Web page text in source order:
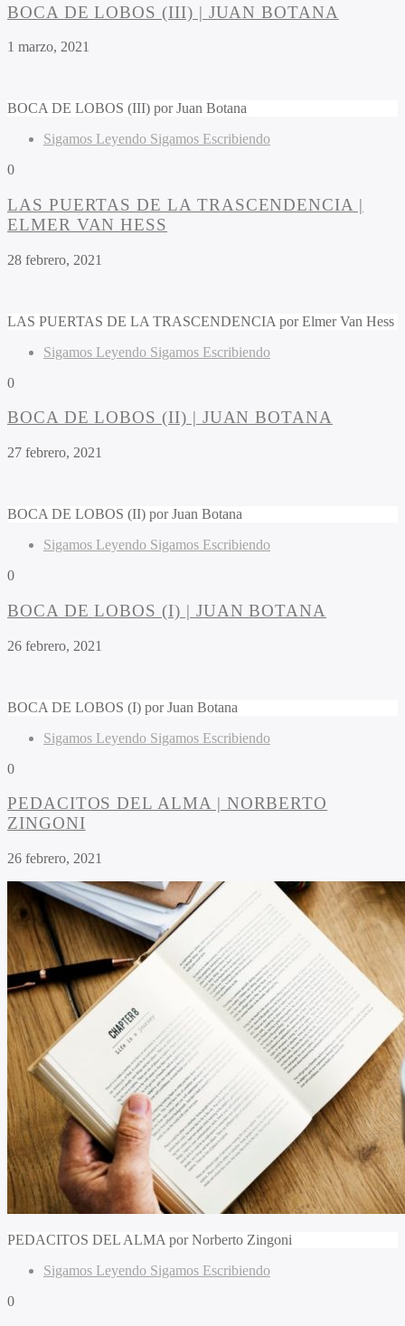
BOCA DE LOBOS (III) | JUAN BOTANA
1 marzo, 2021
BOCA DE LOBOS (III) por Juan Botana
Sigamos Leyendo Sigamos Escribiendo
0
LAS PUERTAS DE LA TRASCENDENCIA |
ELMER VAN HESS
28 febrero, 2021
LAS PUERTAS DE LA TRASCENDENCIA por Elmer Van Hess
Sigamos Leyendo Sigamos Escribiendo
0
BOCA DE LOBOS (II) | JUAN BOTANA
27 febrero, 2021
BOCA DE LOBOS (II) por Juan Botana
Sigamos Leyendo Sigamos Escribiendo
0
BOCA DE LOBOS (I) | JUAN BOTANA
26 febrero, 2021
BOCA DE LOBOS (I) por Juan Botana
Sigamos Leyendo Sigamos Escribiendo
0
PEDACITOS DEL ALMA | NORBERTO
ZINGONI
26 febrero, 2021
PEDACITOS DEL ALMA por Norberto Zingoni
Sigamos Leyendo Sigamos Escribiendo
0